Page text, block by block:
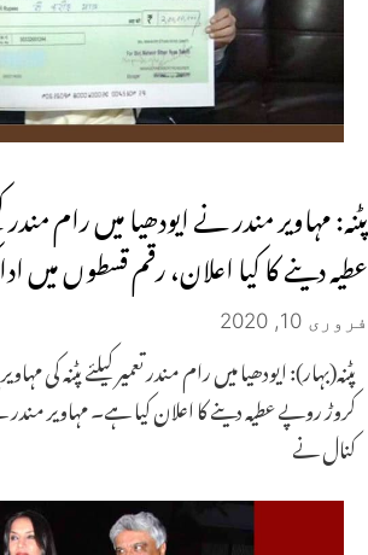
عطیہ دینے کا کیا اعلان، رقم قسطوں میں
فروری 10, 2020
پٹنہ(بہار): ایودھیا میں رام مندر تعمیر کیلئے پٹنہ کی
کروڑ روپے عطیہ دینے کا اعلان کیا ہے۔ مہاویر
کنال نے